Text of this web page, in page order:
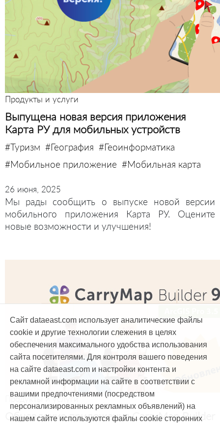
Продукты и услуги
Выпущена новая версия приложения
Карта РУ для мобильных устройств
#Туризм #География #Геоинформатика
#Мобильное приложение #Мобильная карта
26 июня, 2025
Мы рады сообщить о выпуске новой версии
мобильного приложения Карта РУ. Оцените
новые возможности и улучшения!
Продукты и услуги
Обновление приложения CarryMap Builder
Сайт dataeast.com использует аналитические файлы
cookie и другие технологии слежения в целях
обеспечения максимального удобства использования
сайта посетителями. Для контроля вашего поведения
на сайте dataeast.com и настройки контента и
рекламной информации на сайте в соответствии с
вашими предпочтениями (посредством
персонализированных рекламных объявлений) на
нашем сайте используются файлы cookie сторонних